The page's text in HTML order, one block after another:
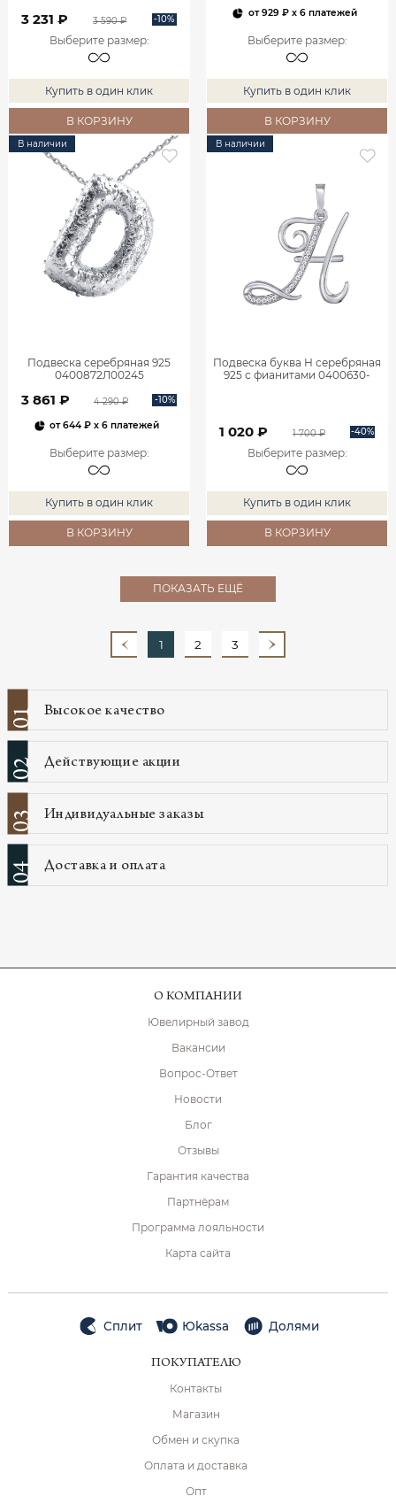
3 231 ₽ 3 590 ₽ -10%
Выберите размер:
Купить в один клик
В КОРЗИНУ
от929 ₽x 6 платежей
Выберите размер:
Купить в один клик
В КОРЗИНУ
В наличии
Подвеска серебряная 925
0400872Л00245
3 861 ₽ 4 290 ₽ -10%
от644 ₽ x 6 платежей
Выберите размер:
Купить в один клик
В КОРЗИНУ
В наличии
Подвеска буква Н серебряная
925 с фианитами 0400630-
1 020 ₽ 1 700 ₽ -40%
Выберите размер:
Купить в один клик
В КОРЗИНУ
ПОКАЗАТЬ ЕЩЁ
1 2 3
01 Высокое качество
02 Действующие акции
03 Индивидуальные заказы
04 Доставка и оплата
О КОМПАНИИ
Ювелирный завод
Вакансии
Вопрос-Ответ
Новости
Блог
Отзывы
Гарантия качества
Партнёрам
Программа лояльности
Карта сайта
Сплит Юkassa Долями
ПОКУПАТЕЛЮ
Контакты
Магазин
Обмен и скупка
Оплата и доставка
Опт